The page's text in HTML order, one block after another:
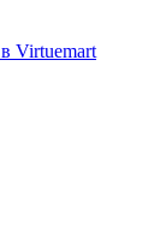
Virtuemart